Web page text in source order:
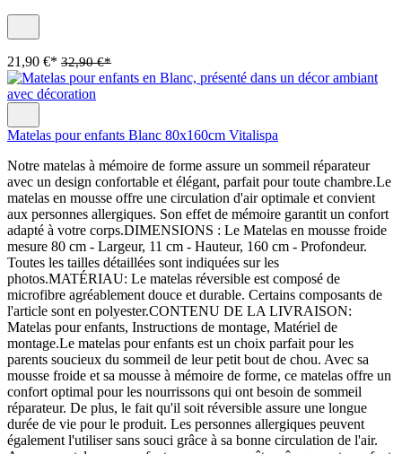
21,90 €* 32,90 €*
Matelas pour enfants Blanc 80x160cm Vitalispa
Notre matelas à mémoire de forme assure un sommeil réparateur
avec un design confortable et élégant, parfait pour toute chambre.Le
matelas en mousse offre une circulation d'air optimale et convient
aux personnes allergiques. Son effet de mémoire garantit un confort
adapté à votre corps.DIMENSIONS : Le Matelas en mousse froide
mesure 80 cm - Largeur, 11 cm - Hauteur, 160 cm - Profondeur.
Toutes les tailles détaillées sont indiquées sur les
photos.MATÉRIAU: Le matelas réversible est composé de
microfibre agréablement douce et durable. Certains composants de
l'article sont en polyester.CONTENU DE LA LIVRAISON:
Matelas pour enfants, Instructions de montage, Matériel de
montage.Le matelas pour enfants est un choix parfait pour les
parents soucieux du sommeil de leur petit bout de chou. Avec sa
mousse froide et sa mousse à mémoire de forme, ce matelas offre un
confort optimal pour les nourrissons qui ont besoin de sommeil
réparateur. De plus, le fait qu'il soit réversible assure une longue
durée de vie pour le produit. Les personnes allergiques peuvent
également l'utiliser sans souci grâce à sa bonne circulation de l'air.